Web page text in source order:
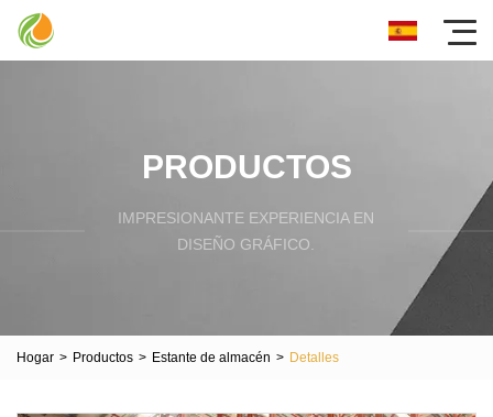
PRODUCTOS
IMPRESIONANTE EXPERIENCIA EN
DISEÑO GRÁFICO.
Hogar > Productos > Estante de almacén > Detalles